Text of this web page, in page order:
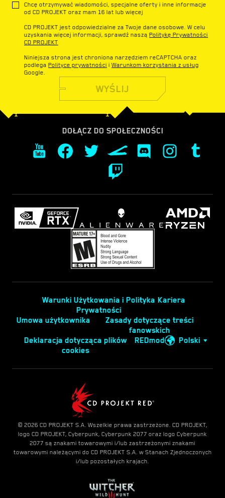
Chcę otrzymywać wiadomości, specjalne oferty i inne informacje
od CD PROJEKT oraz mam 16 lat lub więcej
CD PROJEKT jest odpowiedzialne za Twoje dane osobowe. W celu
uzyskania więcej informacji, sprawdź naszą Politykę Prywatności
CD PROJEKT
Niniejsza strona jest chroniona narzędziem reCAPTCHA oraz
podlega Polityce prywatności i Warunkom korzystania z usług
Google.
WYŚLIJ
DOŁĄCZ DO SPOŁECZNOŚCI
Warunki Użytkowania i Polityka
Prywatności
Kariera
Umowa użytkownika
Zasady dotyczące treści
fanowskich
Deklaracja dotycząca plików
cookies
REDmod Polski
© 2026 CD PROJEKT S.A. Wszelkie prawa zastrzeżone. CD PROJEKT,
logo CD PROJEKT, Cyberpunk, Cyberpunk 2077 oraz logo Cyberpunk
2077 są znakami towarowymi i/lub zastrzeżonymi znakami
towarowymi należącymi do CD PROJEKT S.A. w Stanach Zjednoczonych
i/lub pozostałych krajach.